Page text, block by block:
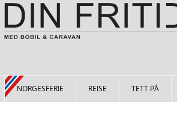
NORGESFERIE REISE TETT PÅ